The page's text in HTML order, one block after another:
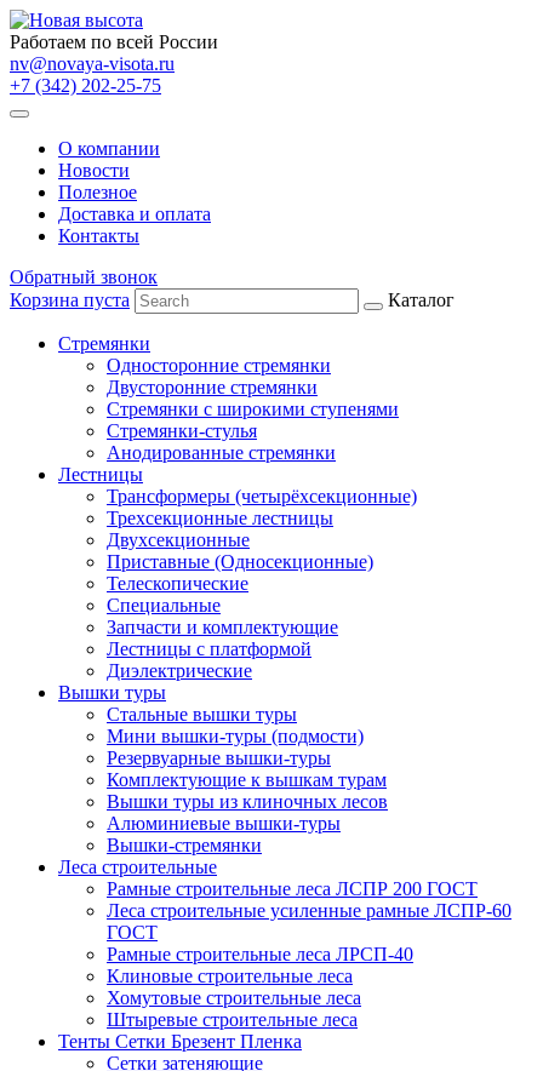
Работаем по всей России
nv@novaya-visota.ru
+7 (342) 202-25-75
О компании
Новости
Полезное
Доставка и оплата
Контакты
Обратный звонок
Корзина пуста
Каталог
Стремянки
Односторонние стремянки
Двусторонние стремянки
Стремянки с широкими ступенями
Стремянки-стулья
Анодированные стремянки
Лестницы
Трансформеры (четырёхсекционные)
Трехсекционные лестницы
Двухсекционные
Приставные (Односекционные)
Телескопические
Специальные
Запчасти и комплектующие
Лестницы с платформой
Диэлектрические
Вышки туры
Стальные вышки туры
Мини вышки-туры (подмости)
Резервуарные вышки-туры
Комплектующие к вышкам турам
Вышки туры из клиночных лесов
Алюминиевые вышки-туры
Вышки-стремянки
Леса строительные
Рамные строительные леса ЛСПР 200 ГОСТ
Леса строительные усиленные рамные ЛСПР-60
ГОСТ
Рамные строительные леса ЛРСП-40
Клиновые строительные леса
Хомутовые строительные леса
Штыревые строительные леса
Тенты Сетки Брезент Пленка
Сетки затеняющие